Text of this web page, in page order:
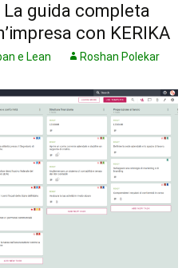
La guida completa
con KERIKA
e Lean Roshan Polekar